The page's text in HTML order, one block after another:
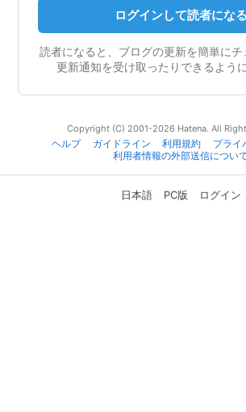
ログインして読者になる
読者になると、ブログの更新を簡単にチ
更新通知を受け取ったりできるよう
Copyright (C) 2001-2026 Hatena. All
ヘルプ
ガイドライン 利用規約
プライ
利用者情報の外部送信につい
日本語 PC版 ログイン